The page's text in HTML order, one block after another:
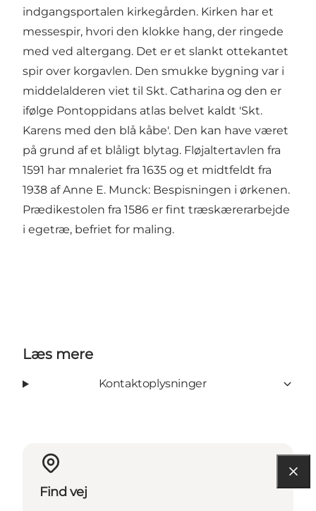
indgangsportalen kirkegården. Kirken har et
messespir, hvori den klokke hang, der ringede
med ved altergang. Det er et slankt ottekantet
spir over korgavlen. Den smukke bygning var i
middelalderen viet til Skt. Catharina og den er
ifølge Pontoppidans atlas belvet kaldt 'Skt.
Karens med den blå kåbe'. Den kan have været
på grund af et blåligt blytag. Fløjaltertavlen fra
1591 har mnaleriet fra 1635 og et midtfeldt fra
1938 af Anne E. Munck: Bespisningen i ørkenen.
Prædikestolen fra 1586 er fint træskærerarbejde
i egetræ, befriet for maling.
Læs mere
Kontaktoplysninger
Find vej